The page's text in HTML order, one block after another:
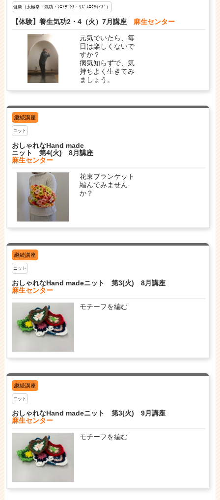
健康（太極拳・気功・ｼﾆｱﾀﾞﾝｽ・ﾘｽﾞﾑｴｸｻｻｲｽﾞ）
【体験】養生気功2・4（火）7月講座 麻生センター
元気でいたら、毎
日は楽しくないで
すか？
病気知らずで、気
持ちよく生きてみ
ましょう。
継続講座
ニット
おしゃれなHand made
ニット 第4(火) 8月講座
麻生センター
花束ブランケット
編んでみません
か？
継続講座
ニット
おしゃれなHand madeニット 第3(火) 8月講座
麻生センター
モチーフを編む
継続講座
ニット
おしゃれなHand madeニット 第3(火) 9月講座
麻生センター
モチーフを編む